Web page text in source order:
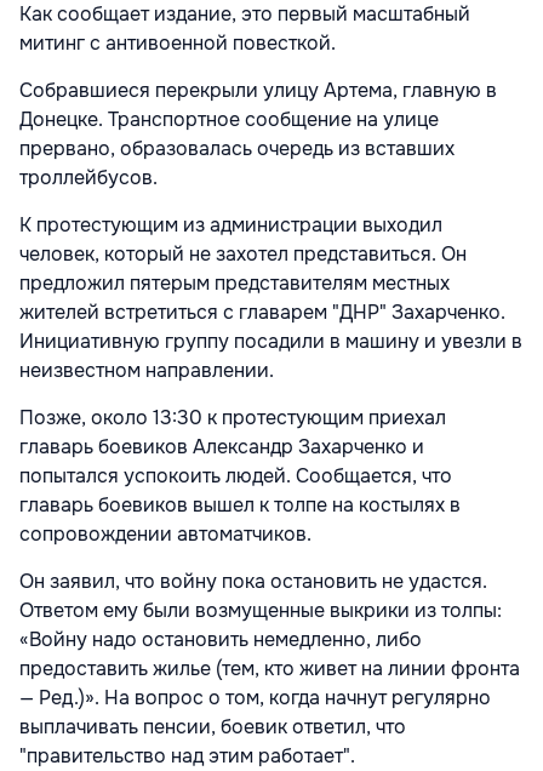
Как сообщает издание, это первый масштабный
митинг с антивоенной повесткой.
Собравшиеся перекрыли улицу Артема, главную в
Донецке. Транспортное сообщение на улице
прервано, образовалась очередь из вставших
троллейбусов.
К протестующим из администрации выходил
человек, который не захотел представиться. Он
предложил пятерым представителям местных
жителей встретиться с главарем "ДНР" Захарченко.
Инициативную группу посадили в машину и увезли в
неизвестном направлении.
Позже, около 13:30 к протестующим приехал
главарь боевиков Александр Захарченко и
попытался успокоить людей. Сообщается, что
главарь боевиков вышел к толпе на костылях в
сопровождении автоматчиков.
Он заявил, что войну пока остановить не удастся.
Ответом ему были возмущенные выкрики из толпы:
«Войну надо остановить немедленно, либо
предоставить жилье (тем, кто живет на линии фронта
— Ред.)». На вопрос о том, когда начнут регулярно
выплачивать пенсии, боевик ответил, что
"правительство над этим работает".